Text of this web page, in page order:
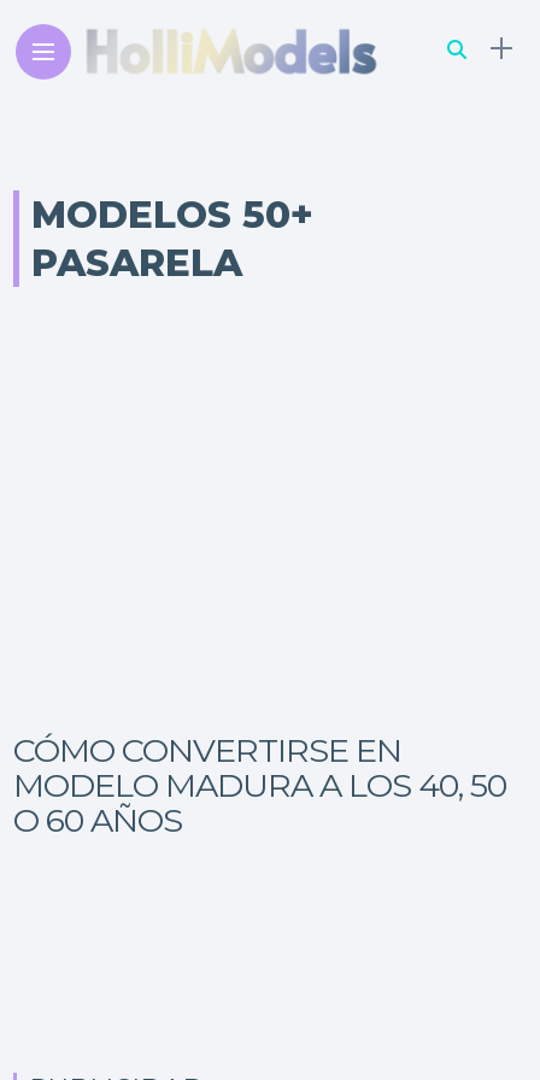
MODELOS 50+
PASARELA
CÓMO CONVERTIRSE EN
MODELO MADURA A LOS 40, 50
O 60 AÑOS